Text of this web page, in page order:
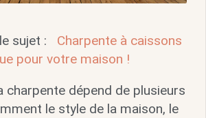
sujet :
Charpente à caissons
pour votre maison !
charpente dépend de plusieurs
le style de la maison, le